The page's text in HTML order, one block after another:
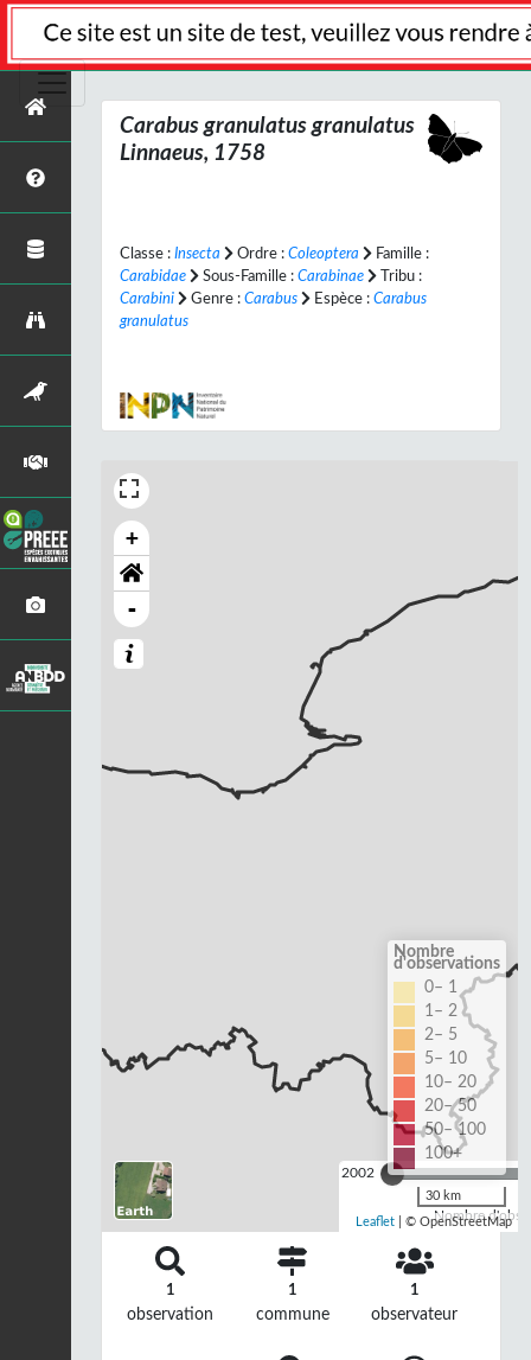
Carabus granulatus granulatus
Linnaeus, 1758
Classe : Insecta Ordre : Coleoptera
Famille :
Carabidae
Sous-Famille : Carabinae
Tribu :
Carabini
Genre : Carabus Espèce : Carabus
granulatus
+
-
2002
Nombre
Nombre
d'observations
0– 1
1– 2
2– 5
5– 10
10– 20
20– 50
50– 100
100+
30 km
Leaflet | © OpenStreetMap
1
observation
1
commune
1
observateur